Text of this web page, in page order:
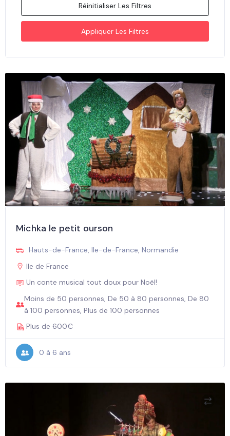
Réinitialiser Les Filtres
Appliquer Les Filtres
Michka le petit ourson
Hauts-de-France, Ile-de-France, Normandie
Ile de France
Un conte musical tout doux pour Noël!
Moins de 50 personnes, De 50 à 80 personnes, De 80
à 100 personnes, Plus de 100 personnes
Plus de 600€
0 à 6 ans